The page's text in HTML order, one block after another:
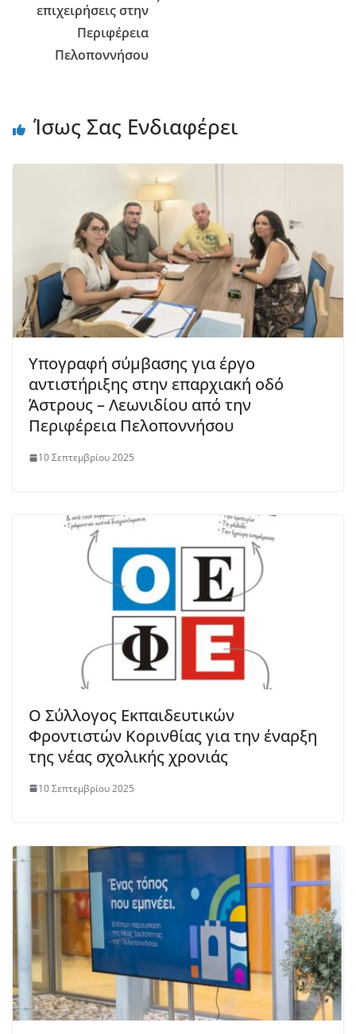
επιχειρήσεις στην
Περιφέρεια
Πελοποννήσου
Ίσως Σας Ενδιαφέρει
Υπογραφή σύμβασης για έργο
αντιστήριξης στην επαρχιακή οδό
Άστρους – Λεωνιδίου από την
Περιφέρεια Πελοποννήσου
10 Σεπτεμβρίου 2025
Ο Σύλλογος Εκπαιδευτικών
Φροντιστών Κορινθίας για την έναρξη
της νέας σχολικής χρονιάς
10 Σεπτεμβρίου 2025